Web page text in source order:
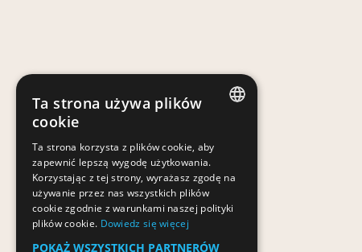
POLISH
Ta strona używa plików
cookie
Ta strona korzysta z plików cookie, aby
zapewnić lepszą wygodę użytkowania.
Korzystając z tej strony, wyrażasz zgodę na
używanie przez nas wszystkich plików
cookie zgodnie z warunkami naszej polityki
plików cookie. Dowiedz się więcej
POKAŻ WSZYSTKICH PARTNERÓW